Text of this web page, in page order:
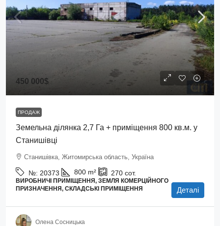
450 000$
ПРОДАЖ
Земельна ділянка 2,7 Га + приміщення 800 кв.м. у
Станишівці
Станишівка, Житомирська область, Україна
№: 20373 800 m² 270 сот.
ВИРОБНИЧІ ПРИМІЩЕННЯ, ЗЕМЛЯ КОМЕРЦІЙНОГО
ПРИЗНАЧЕННЯ, СКЛАДСЬКІ ПРИМІЩЕННЯ
Деталі
Олена Сосницька